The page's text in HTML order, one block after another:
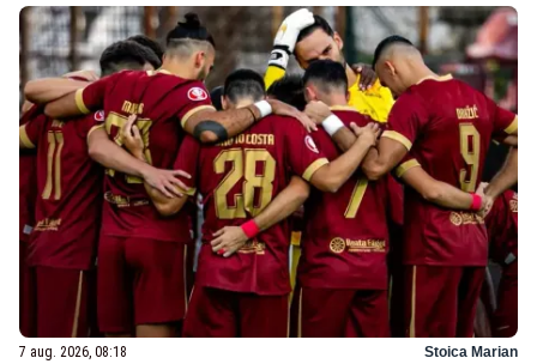
7 aug. 2026, 08:18 Stoica Marian